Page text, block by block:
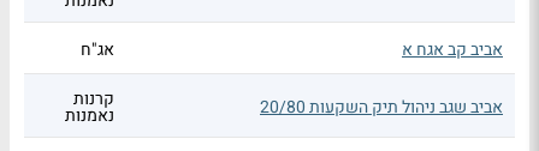
אביב קב אגח א
אג"ח
אביב שגב ניהול תיק השקעות 20/80 קרנות
נאמנות